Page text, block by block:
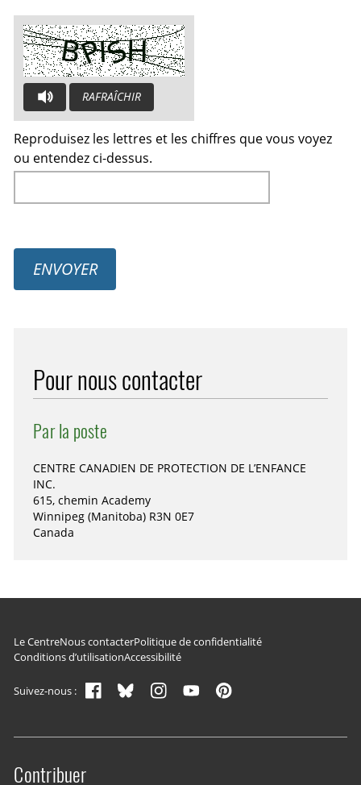
CAPTCHA AUDIO : TAPEZ LES LETTRES QUE VOUS ENTENDEZ
RAFRAÎCHIR
Reproduisez les lettres et les chiffres que vous voyez
ou entendez ci-dessus.
ENVOYER
Pour nous contacter
Par la poste
CENTRE CANADIEN DE PROTECTION DE L’ENFANCE
INC.
615, chemin Academy
Winnipeg (Manitoba) R3N 0E7
Canada
Navigation du pied de page
Le CentreNous contacterPolitique de confidentialité
Conditions d’utilisationAccessibilité
Suivez-nous :
Site menu
Contribuer